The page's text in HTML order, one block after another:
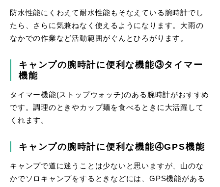
防水性能にくわえて耐水性能もそなえている腕時計でし
たら、さらに気兼ねなく使えるようになります。大雨の
なかでの作業など活動範囲がぐんとひろがります。
キャンプの腕時計に便利な機能③タイマー
機能
タイマー機能(ストップウォッチ)のある腕時計がおすすめ
です。調理のときやカップ麺を食べるときに大活躍して
くれます。
キャンプの腕時計に便利な機能④GPS機能
キャンプで道に迷うことは少ないと思いますが、山のな
かでソロキャンプをするときなどには、GPS機能がある